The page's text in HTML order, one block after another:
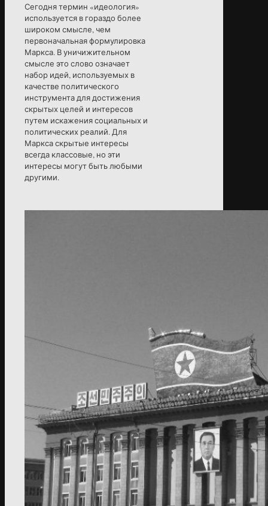
Сегодня термин «идеология»
используется в гораздо более
широком смысле, чем
первоначальная формулировка
Маркса. В уничижительном
смысле это слово означает
набор идей, используемых в
качестве политического
инструмента для достижения
скрытых целей и интересов
путем искажения социальных и
политических реалий. Для
Маркса скрытые интересы
всегда классовые, но эти
интересы могут быть любыми
другими.